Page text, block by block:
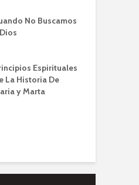
No Buscamos
Espirituales
La Historia De
y Marta